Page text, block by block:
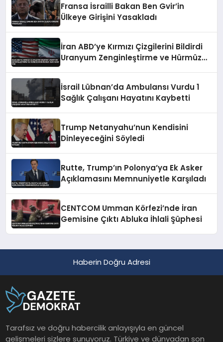
Fransa İsrailli Bakan Ben Gvir’in
Ülkeye Girişini Yasakladı
İran ABD’ye Kırmızı Çizgilerini Bildirdi
Uranyum Zenginleştirme ve Hürmüz
İsrail Lübnan’da Ambulansı Vurdu 1
Sağlık Çalışanı Hayatını Kaybetti
Trump Netanyahu’nun Kendisini
Dinleyeceğini Söyledi
Rutte, Trump’ın Polonya’ya Ek Asker
Açıklamasını Memnuniyetle Karşıladı
CENTCOM Umman Körfezi’nde İran
Gemisine Çıktı Abluka İhlali Şüphesi
Haberin Doğru Adresi
Tarafsız ve doğru habercilik anlayışıyla en güncel
gelişmeleri sizlere sunuyoruz. Türkiye ve dünyadan son